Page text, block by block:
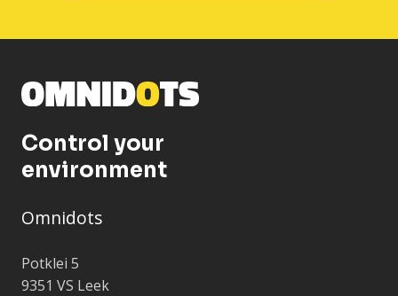
Control your
environment
Omnidots
Potklei 5
9351 VS Leek